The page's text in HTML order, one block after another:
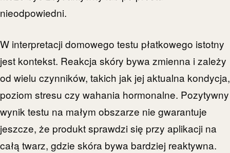
nieodpowiedni.
W interpretacji domowego testu płatkowego istotny
jest kontekst. Reakcja skóry bywa zmienna i zależy
od wielu czynników, takich jak jej aktualna kondycja,
poziom stresu czy wahania hormonalne. Pozytywny
wynik testu na małym obszarze nie gwarantuje
jeszcze, że produkt sprawdzi się przy aplikacji na
całą twarz, gdzie skóra bywa bardziej reaktywna.